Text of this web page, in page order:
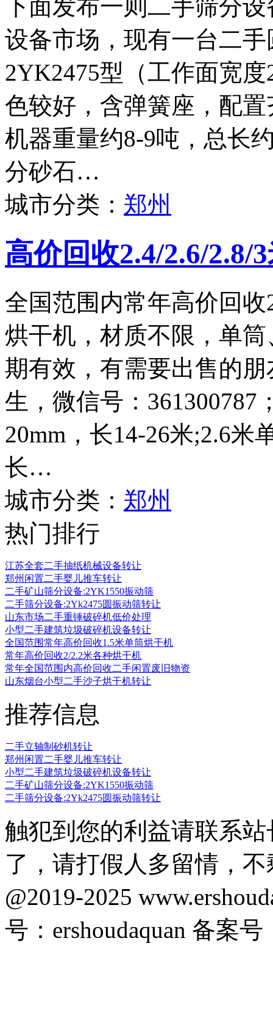
下面发布一则二手筛分
设备市场，现有一台二
2YK2475型（工作面宽
色较好，含弹簧座，配
机器重量约8-9吨，总长
分砂石…
城市分类： 郑州
高价回收2.4/2.6/2.8/
全国范围内常年高价回收
烘干机，材质不限，单
期有效，有需要出售的朋
生，微信号：361300787
20mm，长14-26米;2.6米
长…
城市分类： 郑州
热门排行
江苏全套二手抽纸机械设备转让
郑州闲置二手婴儿推车转让
二手矿山筛分设备:2YK1550振动筛
二手筛分设备:2Yk2475圆振动筛转让
山东市场二手重锤破碎机低价处理
小型二手建筑垃圾破碎机设备转让
全国范围常年高价回收1.5米单筒烘干机
常年高价回收2/2.2米各种烘干机
常年全国范围内高价回收二手闲置废旧物资
山东烟台小型二手沙子烘干机转让
推荐信息
二手立轴制砂机转让
郑州闲置二手婴儿推车转让
小型二手建筑垃圾破碎机设备转让
二手矿山筛分设备:2YK1550振动筛
二手筛分设备:2Yk2475圆振动筛转让
触犯到您的利益请联系
了，请打假人多留情，
@2019-2025
号：ershoudaquan 备案